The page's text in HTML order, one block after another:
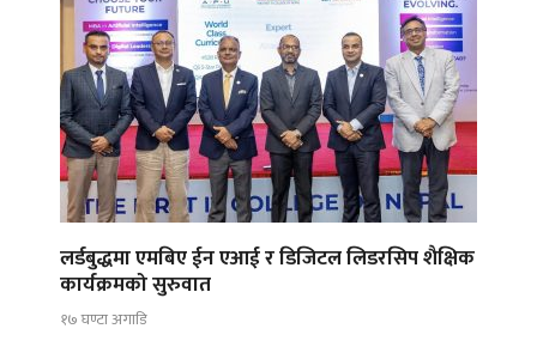
लर्डबुद्धमा एमबिए ईन एआई र डिजिटल लिडरसिप शैक्षिक
कार्यक्रमको सुरुवात
१७ घण्टा अगाडि